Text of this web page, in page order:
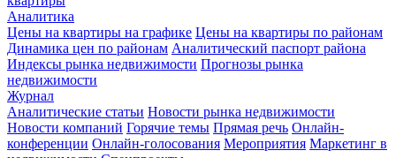
Аналитика
Цены на квартиры на графике Цены на квартиры по районам
Динамика цен по районам Аналитический паспорт района
Индексы рынка недвижимости Прогнозы рынка
недвижимости
Журнал
Аналитические статьи Новости рынка недвижимости
Новости компаний Горячие темы Прямая речь Онлайн-
конференции Онлайн-голосования Мероприятия Маркетинг в